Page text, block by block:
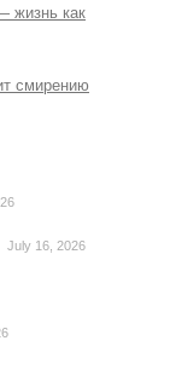
жизнь как
смирению
July 16, 2026